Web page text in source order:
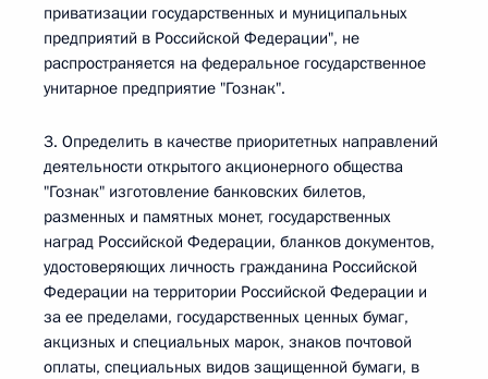
приватизации государственных и муниципальных
предприятий в Российской Федерации", не
распространяется на федеральное государственное
унитарное предприятие "Гознак".
3. Определить в качестве приоритетных направлений
деятельности открытого акционерного общества
"Гознак" изготовление банковских билетов,
разменных и памятных монет, государственных
наград Российской Федерации, бланков документов,
удостоверяющих личность гражданина Российской
Федерации на территории Российской Федерации и
за ее пределами, государственных ценных бумаг,
акцизных и специальных марок, знаков почтовой
оплаты, специальных видов защищенной бумаги, в